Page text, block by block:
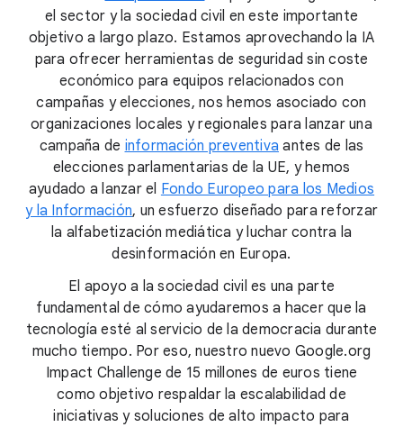
el sector y la sociedad civil en este importante
objetivo a largo plazo. Estamos aprovechando la IA
para ofrecer herramientas de seguridad sin coste
económico para equipos relacionados con
campañas y elecciones, nos hemos asociado con
organizaciones locales y regionales para lanzar una
campaña de información preventiva antes de las
elecciones parlamentarias de la UE, y hemos
ayudado a lanzar el Fondo Europeo para los Medios
y la Información, un esfuerzo diseñado para reforzar
la alfabetización mediática y luchar contra la
desinformación en Europa.
El apoyo a la sociedad civil es una parte
fundamental de cómo ayudaremos a hacer que la
tecnología esté al servicio de la democracia durante
mucho tiempo. Por eso, nuestro nuevo Google.org
Impact Challenge de 15 millones de euros tiene
como objetivo respaldar la escalabilidad de
iniciativas y soluciones de alto impacto para